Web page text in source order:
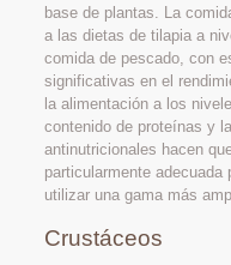
base de plantas. La
a las dietas de tilapia a
comida de pescado, con
significativas en el
la alimentación a los
contenido de proteínas y
antinutricionales hacen
particularmente
utilizar una gama más
Crustáceos